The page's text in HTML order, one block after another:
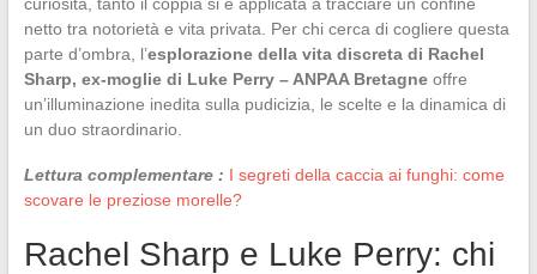
netto tra notorietà e vita privata. Per chi cerca di cogliere questa
parte d’ombra, l’esplorazione della vita discreta di Rachel
Sharp, ex-moglie di Luke Perry – ANPAA Bretagneoffre
un’illuminazione inedita sulla pudicizia, le scelte e la dinamica di
un duo straordinario.
Lettura complementare : I segreti della caccia ai funghi: come
scovare le preziose morelle?
Rachel Sharp e Luke Perry: chi